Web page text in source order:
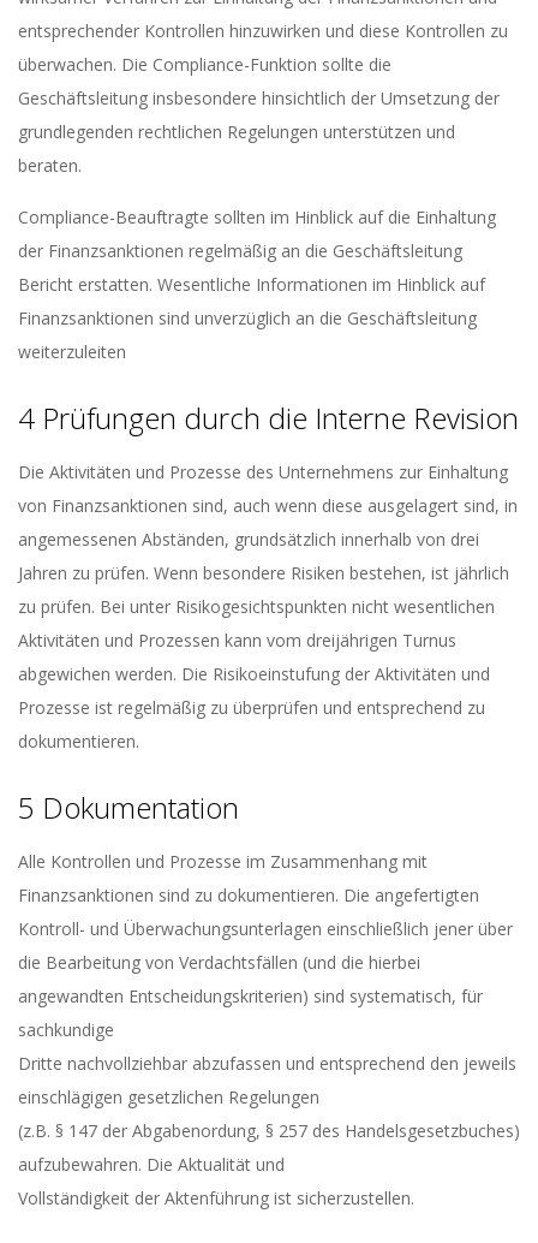
entsprechender Kontrollen hinzuwirken und diese Kontrollen zu
überwachen. Die Compliance-Funktion sollte die
Geschäftsleitung insbesondere hinsichtlich der Umsetzung der
grundlegenden rechtlichen Regelungen unterstützen und
beraten.
Compliance-Beauftragte sollten im Hinblick auf die Einhaltung
der Finanzsanktionen regelmäßig an die Geschäftsleitung
Bericht erstatten. Wesentliche Informationen im Hinblick auf
Finanzsanktionen sind unverzüglich an die Geschäftsleitung
weiterzuleiten
4 Prüfungen durch die Interne Revision
Die Aktivitäten und Prozesse des Unternehmens zur Einhaltung
von Finanzsanktionen sind, auch wenn diese ausgelagert sind, in
angemessenen Abständen, grundsätzlich innerhalb von drei
Jahren zu prüfen. Wenn besondere Risiken bestehen, ist jährlich
zu prüfen. Bei unter Risikogesichtspunkten nicht wesentlichen
Aktivitäten und Prozessen kann vom dreijährigen Turnus
abgewichen werden. Die Risikoeinstufung der Aktivitäten und
Prozesse ist regelmäßig zu überprüfen und entsprechend zu
dokumentieren.
5 Dokumentation
Alle Kontrollen und Prozesse im Zusammenhang mit
Finanzsanktionen sind zu dokumentieren. Die angefertigten
Kontroll- und Überwachungsunterlagen einschließlich jener über
die Bearbeitung von Verdachtsfällen (und die hierbei
angewandten Entscheidungskriterien) sind systematisch, für
sachkundige
Dritte nachvollziehbar abzufassen und entsprechend den jeweils
einschlägigen gesetzlichen Regelungen
(z.B. § 147 der Abgabenordung, § 257 des Handelsgesetzbuches)
aufzubewahren. Die Aktualität und
Vollständigkeit der Aktenführung ist sicherzustellen.